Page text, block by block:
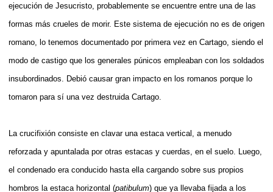
ejecución de Jesucristo, probablemente se encuentre entre una de las
formas más crueles de morir. Este sistema de ejecución no es de origen
romano, lo tenemos documentado por primera vez en Cartago, siendo el
modo de castigo que los generales púnicos empleaban con los soldados
insubordinados. Debió causar gran impacto en los romanos porque lo
tomaron para sí una vez destruida Cartago.
La crucifixión consiste en clavar una estaca vertical, a menudo
reforzada y apuntalada por otras estacas y cuerdas, en el suelo. Luego,
el condenado era conducido hasta ella cargando sobre sus propios
hombros la estaca horizontal (patibulum) que ya llevaba fijada a los